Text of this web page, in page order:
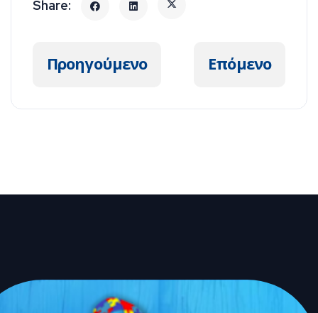
Προηγούμενο άρθρο: Οικοτροφείο
Προηγούμενο Επόμενο
Επόμενο